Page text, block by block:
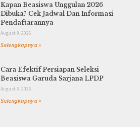
Kapan Beasiswa Unggulan 2026
Dibuka? Cek Jadwal Dan Informasi
Pendaftarannya
August 9, 2026
Selengkapnya »
Cara Efektif Persiapan Seleksi
Beasiswa Garuda Sarjana LPDP
August 6, 2026
Selengkapnya »